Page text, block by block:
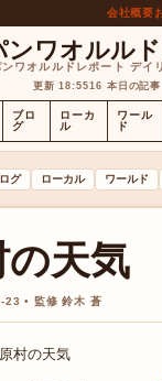
会社概要
ンワオルル
ンワオルルドレポート デイ
更新 18:5516 本日の記事
ブロ
グ
ローカ
ル
ワール
ド
グ ローカル ワールド
天気
23 • 監修 鈴木 蒼
村の天気